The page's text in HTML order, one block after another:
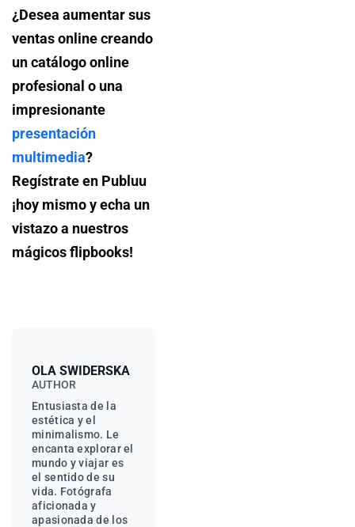
¿Desea aumentar sus
ventas online creando
un catálogo online
profesional o una
impresionante
presentación
multimedia?
Regístrate en Publuu
¡hoy mismo y echa un
vistazo a nuestros
mágicos flipbooks!
OLA SWIDERSKA
AUTHOR
Entusiasta de la
estética y el
minimalismo. Le
encanta explorar el
mundo y viajar es
el sentido de su
vida. Fotógrafa
aficionada y
apasionada de los